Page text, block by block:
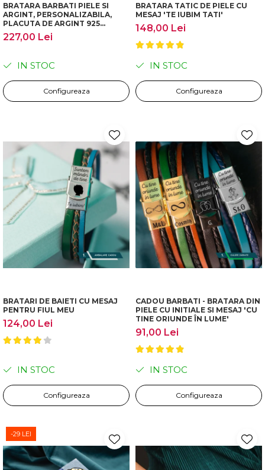
BRATARA BARBATI PIELE SI
ARGINT, PERSONALIZABILA,
PLACUTA DE ARGINT 925
GRAVATA
227,00 Lei
IN STOC
Configureaza
BRATARA TATIC DE PIELE CU
MESAJ 'TE IUBIM TATI'
148,00 Lei
IN STOC
Configureaza
BRATARI DE BAIETI CU MESAJ
PENTRU FIUL MEU
124,00 Lei
IN STOC
Configureaza
CADOU BARBATI - BRATARA DIN
PIELE CU INITIALE SI MESAJ 'CU
TINE ORIUNDE ÎN LUME'
91,00 Lei
IN STOC
Configureaza
-29 LEI